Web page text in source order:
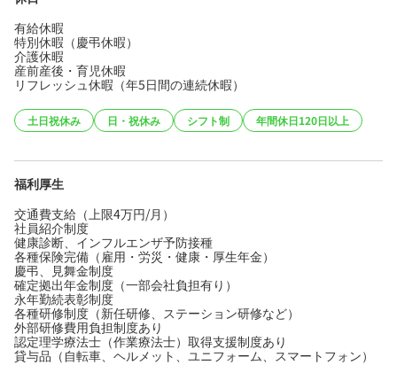
有給休暇
特別休暇（慶弔休暇）
介護休暇
産前産後・育児休暇
リフレッシュ休暇（年5日間の連続休暇）
土日祝休み 日・祝休み シフト制 年間休日120日以上
福利厚生
交通費支給（上限4万円/月）
社員紹介制度
健康診断、インフルエンザ予防接種
各種保険完備（雇用・労災・健康・厚生年金）
慶弔、見舞金制度
確定拠出年金制度（一部会社負担有り）
永年勤続表彰制度
各種研修制度（新任研修、ステーション研修など）
外部研修費用負担制度あり
認定理学療法士（作業療法士）取得支援制度あり
貸与品（自転車、ヘルメット、ユニフォーム、スマートフォン）